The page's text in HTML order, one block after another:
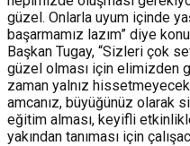
güzel. Onlarla uyum içinde
başarmamız lazım” diye
Başkan Tugay, “Sizleri çok
güzel olması için elimizden
zaman yalnız
amcanız, büyüğünüz olarak
eğitim alması, keyifli
yakından tanıması için